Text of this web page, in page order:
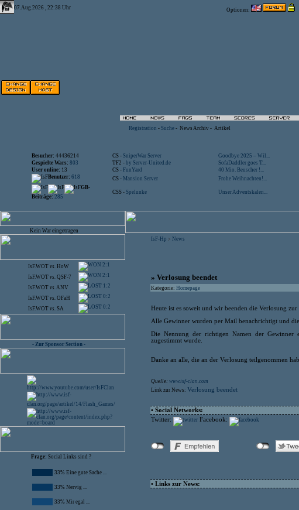
07.Aug.2026 , 22:38 Uhr Optionen:
Registration - Suche - News Archiv - Artikel
Besucher: 44436214 CS - SniperWar Server Goodbye 2025 – Wil...
Gespielte Wars: 803 TF2 - by Server-United.de SofaDaddler goes T...
User online: 13 CS - FunYard 40 Mio. Beuscher !...
Benutzer: 618 CS - Mansion Server Frohe Weihnachten!...
GB-
Beiträge: 285
CSS - Spelunke Unser Adventskalen...
Kein War eingetragen
IsF.WOT vs. HoW 2:1
IsF.WOT vs. QSF-7 2:1
IsF.WOT vs.ANV 1:2
IsF.WOT vs. OFaH 0:2
IsF.WOT vs. SA 0:2
- Zur Sponsor Section -
Frage: Social Links sind ?
33% Eine gute Sache ...
33% Nervig ...
33% Mir egal ...
IsF-Hp > News
» Verlosung beendet
Kategorie: Homepage
Heute ist es soweit und wir beenden die Verlosung
Alle Gewinner wurden per Mail benachrichtigt und
Die Nennung der richtigen Namen der Gewinner
zugestimmt wurde.
Danke an alle, die an der Verlosung teilgenommen
Quelle: www.isf-clan.com
Link zur News: Verlosung beendet
• Social Networks:
Twitter:
Facebook:
• Links zur News: